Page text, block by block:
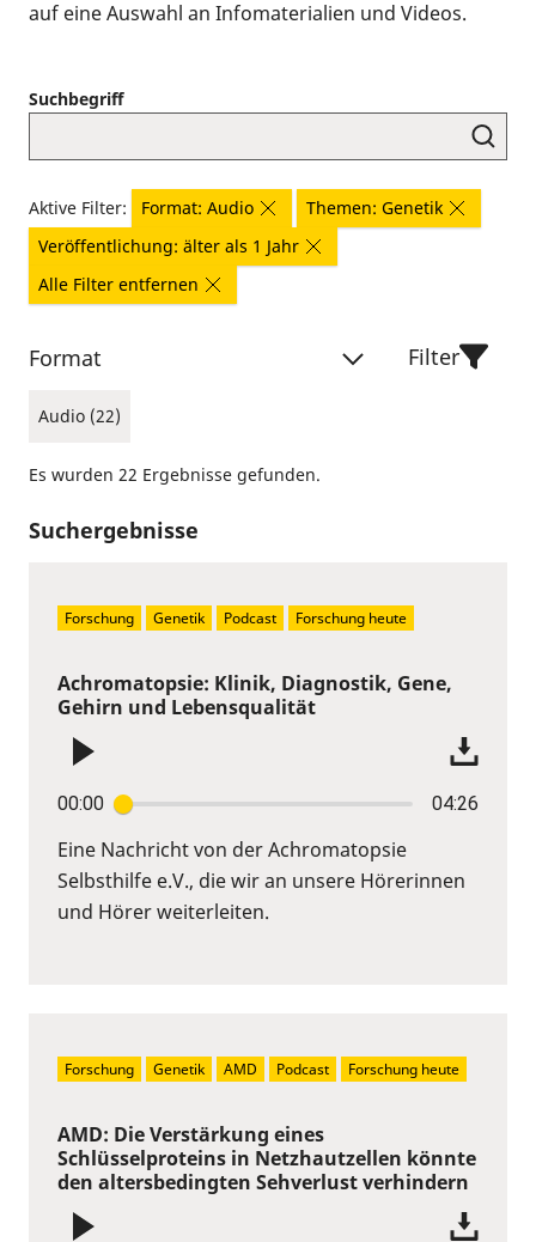
auf eine Auswahl an Infomaterialien und Videos.
Suchbegriff
Aktive Filter: Format: Audio
Themen: Genetik
Veröffentlichung: älter als 1 Jahr
Alle Filter entfernen
Format
Audio (22)
Filter
Es wurden 22 Ergebnisse gefunden.
Suchergebnisse
Achromatopsie: Klinik, Diagnostik, Gene,
Gehirn und Lebensqualität
00:00 04:26
Eine Nachricht von der Achromatopsie
Selbsthilfe e.V., die wir an unsere Hörerinnen
und Hörer weiterleiten.
Forschung Genetik Podcast Forschung heute
AMD: Die Verstärkung eines
Schlüsselproteins in Netzhautzellen könnte
den altersbedingten Sehverlust verhindern
Forschung Genetik AMD Podcast Forschung heute